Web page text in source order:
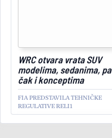
WRC otvara vrata SUV
modelima, sedanima, pa
čak i konceptima
FIA PREDSTAVILA TEHNIČKE
REGULATIVE RELI1
September 17, 2022